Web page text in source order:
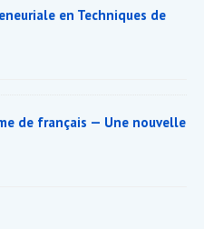
en Techniques de
de français — Une nouvelle